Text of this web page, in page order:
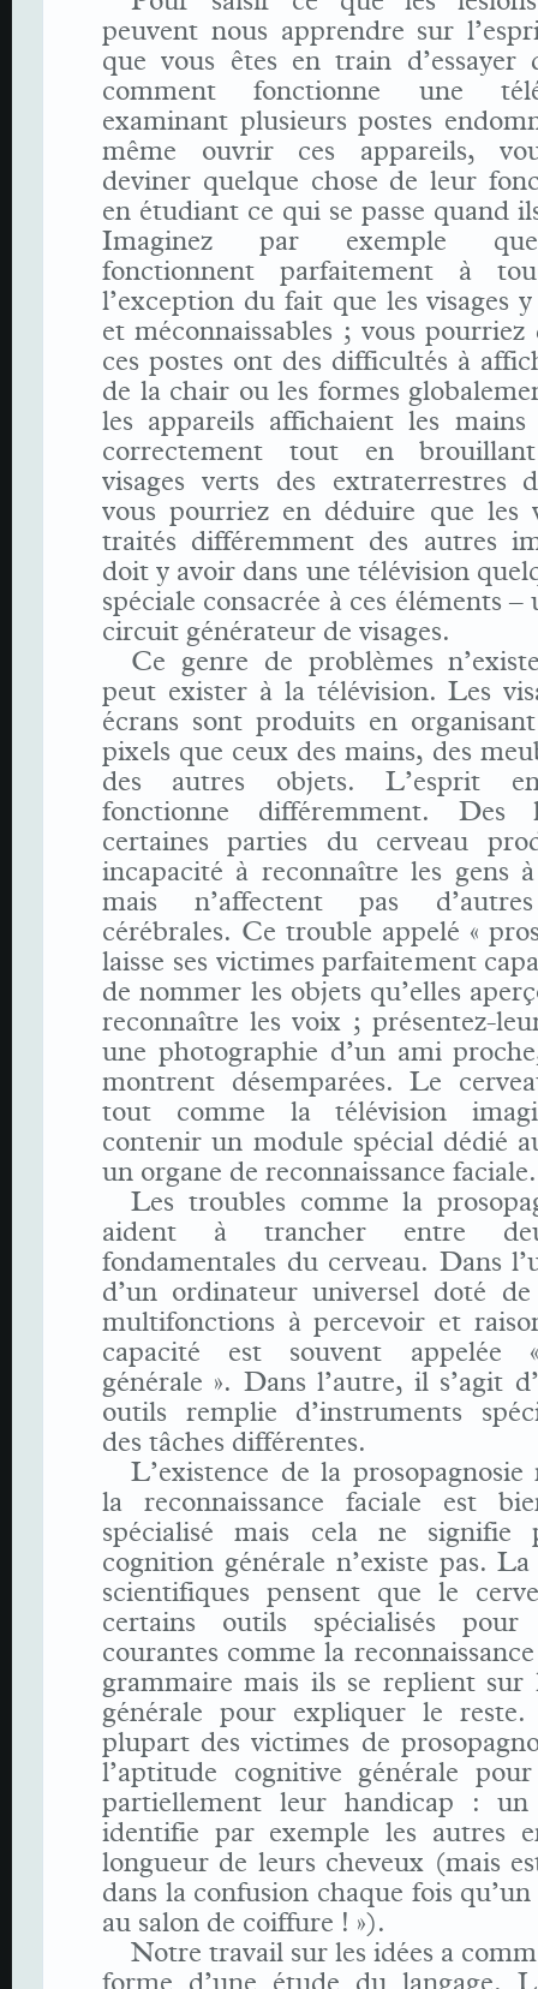
peuvent nous apprendre sur
que vous êtes en train d’essayer
comment fonctionne une
examinant plusieurs postes
même ouvrir ces appareils,
deviner quelque chose de leur
en étudiant ce qui se passe quand
Imaginez par exemple
fonctionnent parfaitement à
l’exception du fait que les visages
et méconnaissables ; vous
ces postes ont des difficultés à
de la chair ou les formes
les appareils affichaient les
correctement tout en brouillant
visages verts des extraterrestres
vous pourriez en déduire que les
traités différemment des autres
doit y avoir dans une télévision
spéciale consacrée à ces éléments –
circuit générateur de visages.
Ce genre de problèmes
peut exister à la télévision. Les
écrans sont produits en
pixels que ceux des mains, des
des autres objets. L’esprit
fonctionne différemment. Des
certaines parties du cerveau
incapacité à reconnaître les gens
mais n’affectent pas
cérébrales. Ce trouble appelé «
laisse ses victimes parfaitement
de nommer les objets qu’elles
reconnaître les voix ; présentez-
une photographie d’un ami
montrent désemparées. Le
tout comme la télévision
contenir un module spécial dédié
un organe de reconnaissance faciale.
Les troubles comme la
aident à trancher entre
fondamentales du cerveau. Dans
d’un ordinateur universel doté
multifonctions à percevoir et
capacité est souvent appelée
générale ». Dans l’autre, il s’agit
outils remplie d’instruments
des tâches différentes.
L’existence de la
la reconnaissance faciale est
spécialisé mais cela ne signifie
cognition générale n’existe pas.
scientifiques pensent que le
certains outils spécialisés pour
courantes comme la
grammaire mais ils se replient sur
générale pour expliquer le
plupart des victimes de
l’aptitude cognitive générale
partiellement leur handicap :
identifie par exemple les autres
longueur de leurs cheveux (mais
dans la confusion chaque fois
au salon de coiffure ! »).
Notre travail sur les idées a